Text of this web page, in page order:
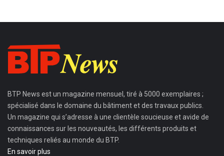
BTP News est un magazine mensuel, tiré à 5000 exemplaires ;
spécialisé dans le domaine du bâtiment et des travaux publics.
Un magazine qui s’adresse à une clientèle soucieuse et avide de
connaissances sur les nouveautés, les différents produits et
techniques reliés au monde du BTP.
En savoir plus